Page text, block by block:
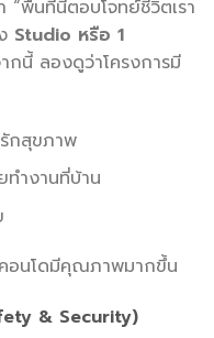
พื้นที่นี้ตอบโจทย์ชีวิตเรา
Studio หรือ 1
กนี้ ลองดูว่าโครงการมี
กสุขภาพ
ำงานที่บ้าน
อนโดมีคุณภาพมากขึ้น
& Security)